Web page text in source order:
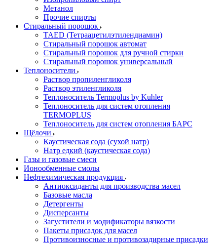
Метанол
Прочие спирты
Стиральный порошок
TAED (Тетраацетилэтилендиамин)
Стиральный порошок автомат
Стиральный порошок для ручной стирки
Стиральный порошок универсальный
Теплоносители
Раствор пропиленгликоля
Раствор этиленгликоля
Теплоноситель Termoplus by Kuhler
Теплоноситель для систем отопления
TERMOPLUS
Теплоноситель для систем отопления БАРС
Щёлочи
Каустическая сода (сухой натр)
Натр едкий (каустическая сода)
Газы и газовые смеси
Ионообменные смолы
Нефтехимическая продукция
Антиоксиданты для производства масел
Базовые масла
Детергенты
Дисперсанты
Загустители и модификаторы вязкости
Пакеты присадок для масел
Противоизносные и противозадирные присадки